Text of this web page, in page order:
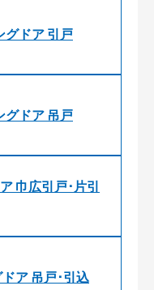
ドア 引戸
ドア 吊戸
巾広引戸･片引
ア 吊戸･引込